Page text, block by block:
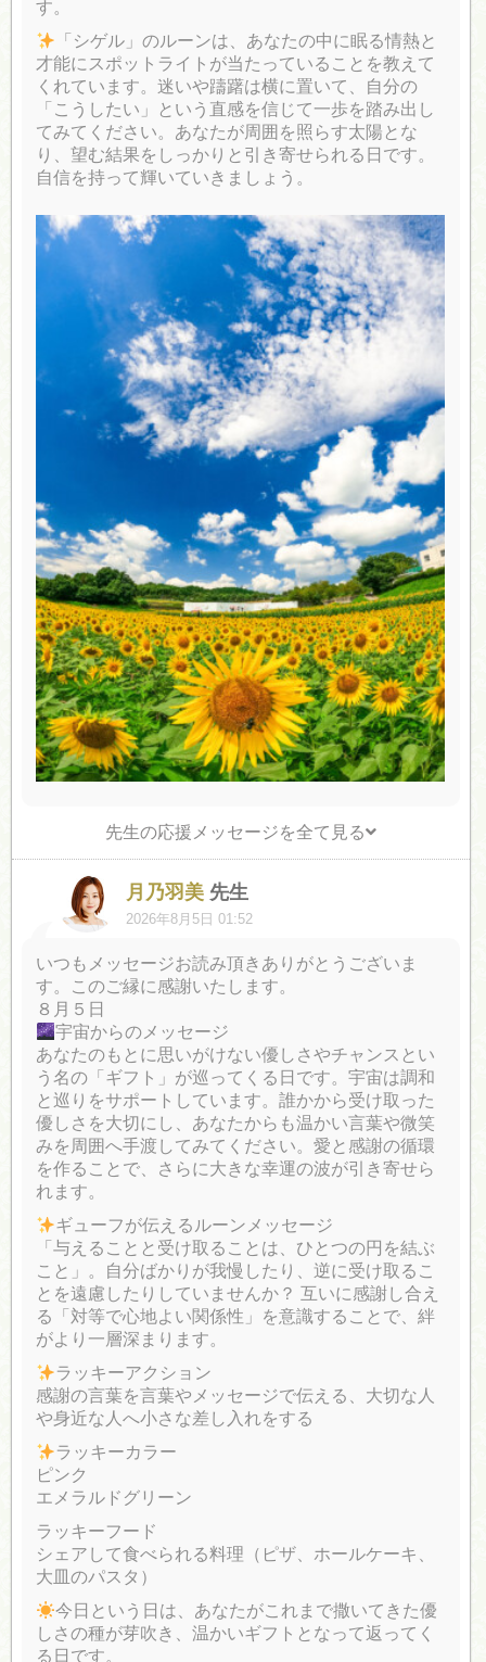
す。
「シゲル」のルーンは、あなたの中に眠る情熱と
才能にスポットライトが当たっていることを教えて
くれています。迷いや躊躇は横に置いて、自分の
「こうしたい」という直感を信じて一歩を踏み出し
てみてください。あなたが周囲を照らす太陽とな
り、望む結果をしっかりと引き寄せられる日です。
自信を持って輝いていきましょう。
先生の応援メッセージを全て見る
月乃羽美 先生
2026年8月5日 01:52
いつもメッセージお読み頂きありがとうございま
す。このご縁に感謝いたします。
８月５日
宇宙からのメッセージ
あなたのもとに思いがけない優しさやチャンスとい
う名の「ギフト」が巡ってくる日です。宇宙は調和
と巡りをサポートしています。誰かから受け取った
優しさを大切にし、あなたからも温かい言葉や微笑
みを周囲へ手渡してみてください。愛と感謝の循環
を作ることで、さらに大きな幸運の波が引き寄せら
れます。
ギューフが伝えるルーンメッセージ
「与えることと受け取ることは、ひとつの円を結ぶ
こと」。自分ばかりが我慢したり、逆に受け取るこ
とを遠慮したりしていませんか？ 互いに感謝し合え
る「対等で心地よい関係性」を意識することで、絆
がより一層深まります。
ラッキーアクション
感謝の言葉を言葉やメッセージで伝える、大切な人
や身近な人へ小さな差し入れをする
ラッキーカラー
ピンク
エメラルドグリーン
ラッキーフード
シェアして食べられる料理（ピザ、ホールケーキ、
大皿のパスタ）
今日という日は、あなたがこれまで撒いてきた優
しさの種が芽吹き、温かいギフトとなって返ってく
る日です。